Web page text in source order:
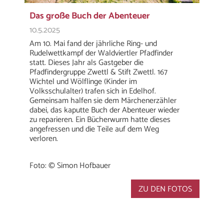
Das große Buch der Abenteuer
10.5.2025
Am 10. Mai fand der jährliche Ring- und
Rudelwettkampf der Waldviertler Pfadfinder
statt. Dieses Jahr als Gastgeber die
Pfadfindergruppe Zwettl & Stift Zwettl. 167
Wichtel und Wölflinge (Kinder im
Volksschulalter) trafen sich in Edelhof.
Gemeinsam halfen sie dem Märchenerzähler
dabei, das kaputte Buch der Abenteuer wieder
zu reparieren. Ein Bücherwurm hatte dieses
angefressen und die Teile auf dem Weg
verloren.
Foto: © Simon Hofbauer
ZU DEN FOTOS